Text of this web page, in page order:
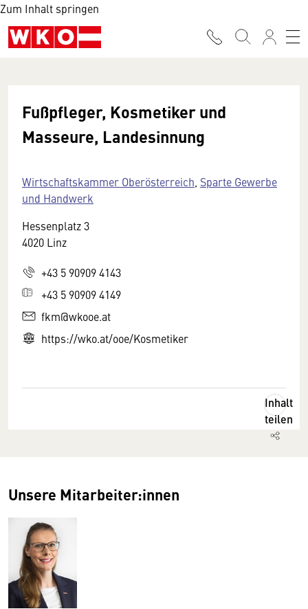
Zum Inhalt springen
Fußpfleger, Kosmetiker und
Masseure, Landesinnung
Wirtschaftskammer Oberösterreich Sparte Gewerbe
und Handwerk
Hessenplatz 3
4020 Linz
+43 5 90909 4143
+43 5 90909 4149
fkm@wkooe.at
https://wko.at/ooe/Kosmetiker
Inhalt
teilen
Unsere Mitarbeiter:innen